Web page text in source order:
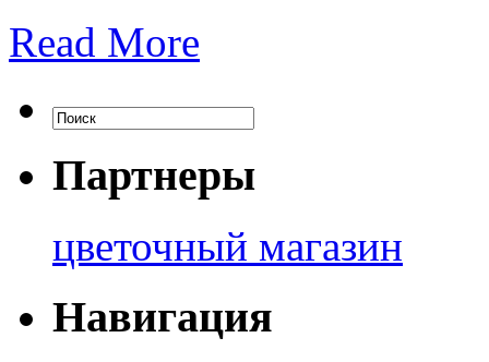
Read More
Партнеры
цветочный магазин
Навигация